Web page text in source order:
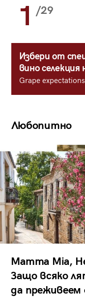
1 /29
Избери от
вино селекция
Grape
Любопитно
Mamma Mia,
Защо всяко
да